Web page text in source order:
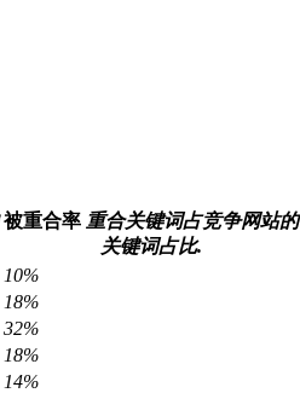
被重合率 重合关键词占竞争网站的
关键词占比.
10%
18%
32%
18%
14%